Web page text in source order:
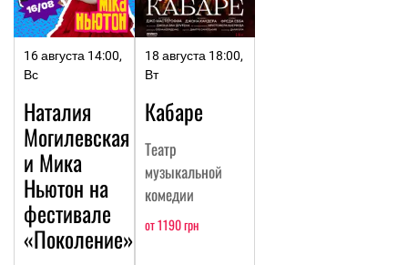
16 августа 14:00,
Вс
Наталия
Могилевская
и Мика
Ньютон на
фестивале
«Поколение»
18 августа 18:00,
Вт
Кабаре
Театр
музыкальной
комедии
от 1190 грн